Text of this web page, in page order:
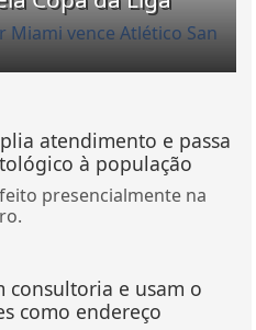
atendimento e passa
à população
presencialmente na
consultoria e usam o
como endereço